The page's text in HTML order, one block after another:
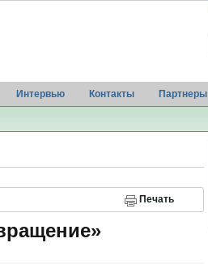
Интервью Контакты Партнеры
Печать